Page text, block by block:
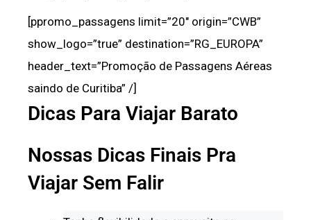
[ppromo_passagens limit=”20″ origin=”CWB”
show_logo=”true” destination=”RG_EUROPA”
header_text=”Promoção de Passagens Aéreas
saindo de Curitiba” /]
Dicas Para Viajar Barato
Nossas Dicas Finais Pra
Viajar Sem Falir